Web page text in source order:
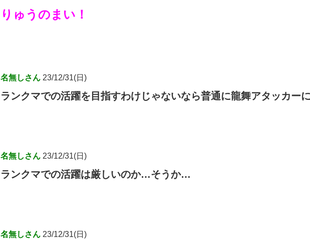
りゅうのまい！
名無しさん 23/12/31(日)
ランクマでの活躍を目指すわけじゃないなら普通に龍舞アタッカー
名無しさん 23/12/31(日)
ランクマでの活躍は厳しいのか…そうか…
名無しさん 23/12/31(日)